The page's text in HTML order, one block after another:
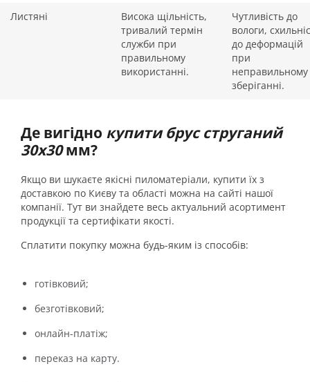
Листяні
Висока щільність,
тривалий термін
служби при
правильному
використанні.
Чутливість до
вологи,
до деформацій
при
неправильному
зберіганні.
Де вигідно купити брус струганий
30х30мм?
Якщо ви шукаєте якісні пиломатеріали, купити їх з
доставкою по Києву та області можна на сайті нашої
компанії. Тут ви знайдете весь актуальний асортимент
продукції та сертифікати якості.
Сплатити покупку можна будь-яким із способів:
готівковий;
безготівковий;
онлайн-платіж;
переказ на карту.